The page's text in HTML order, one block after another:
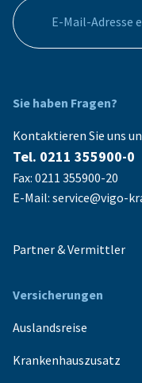
Ihre E-Mail Adresse
Sie haben Fragen?
Kontaktieren Sie uns
Tel. 0211 355900-0
Fax: 0211 355900-20
E-Mail: service@vigo-
Partner & Vermittler
Versicherungen
Auslandsreise
Krankenhauszusatz